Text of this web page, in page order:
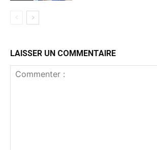
LAISSER UN COMMENTAIRE